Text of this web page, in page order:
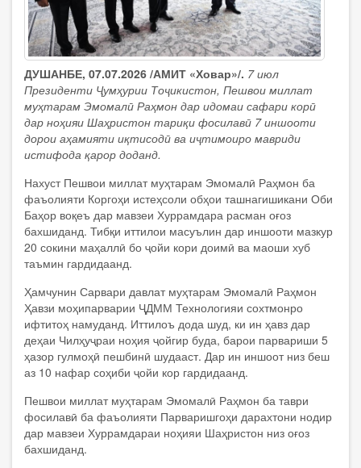
ДУШАНБЕ, 07.07.2026 /АМИТ «Ховар»/. 7 июл
Президенти Ҷумҳурии Тоҷикистон, Пешвои миллат
муҳтарам Эмомалӣ Раҳмон дар идомаи сафари корӣ
дар ноҳияи Шаҳристон тариқи фосилавӣ 7 иншооти
дорои аҳамияти иқтисодӣ ва иҷтимоиро мавриди
истифода қарор доданд.
Нахуст Пешвои миллат муҳтарам Эмомалӣ Раҳмон ба
фаъолияти Коргоҳи истеҳсоли обҳои ташнагишикани Оби
Баҳор воқеъ дар мавзеи Хуррамдара расман оғоз
бахшиданд. Тибқи иттилои масуълин дар иншооти мазкур
20 сокини маҳаллӣ бо ҷойи кори доимӣ ва маоши хуб
таъмин гардидаанд.
Ҳамчунин Сарвари давлат муҳтарам Эмомалӣ Раҳмон
Ҳавзи моҳипарварии ҶДММ Технологияи сохтмонро
ифтитоҳ намуданд. Иттилоъ дода шуд, ки ин ҳавз дар
деҳаи Чилҳуҷраи ноҳия ҷойгир буда, барои парвариши 5
ҳазор гулмоҳӣ пешбинӣ шудааст. Дар ин иншоот низ беш
аз 10 нафар соҳиби ҷойи кор гардидаанд.
Пешвои миллат муҳтарам Эмомалӣ Раҳмон ба таври
фосилавӣ ба фаъолияти Парваришгоҳи дарахтони нодир
дар мавзеи Хуррамдараи ноҳияи Шаҳристон низ оғоз
бахшиданд.